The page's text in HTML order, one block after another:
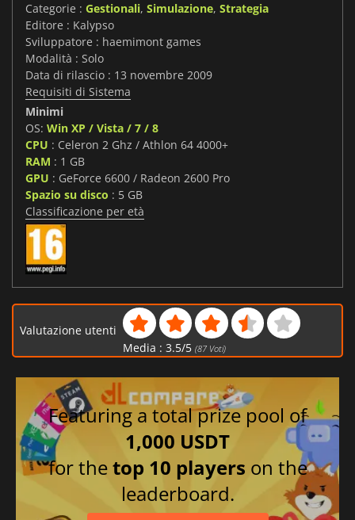
Categorie : Gestionali, Simulazione, Strategia
Editore : Kalypso
Sviluppatore : haemimont games
Modalità : Solo
Data di rilascio : 13 novembre 2009
Requisiti di Sistema
Minimi
OS: Win XP / Vista / 7 / 8
CPU : Celeron 2 Ghz / Athlon 64 4000+
RAM : 1 GB
GPU : GeForce 6600 / Radeon 2600 Pro
Spazio su disco : 5 GB
Classificazione per età
Valutazione utenti
Media : 3.5/5 (87Voti)
Featuring a total prize pool of
1,000 USDT
for thetop 10 players on the
leaderboard.